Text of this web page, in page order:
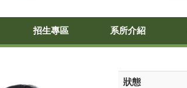
招生專區 系所介紹
狀態